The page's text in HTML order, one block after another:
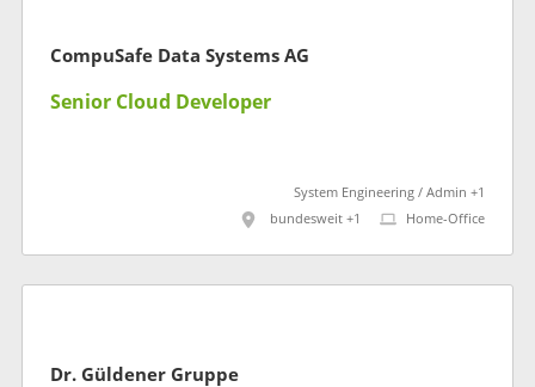
CompuSafe Data Systems AG
Senior Cloud Developer
System Engineering / Admin +1
bundesweit +1
Home-Office
Dr. Güldener Gruppe